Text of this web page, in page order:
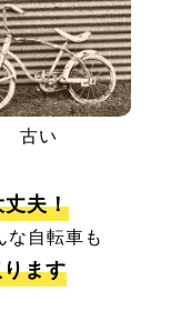
古い
丈夫！
な自転車も
ます